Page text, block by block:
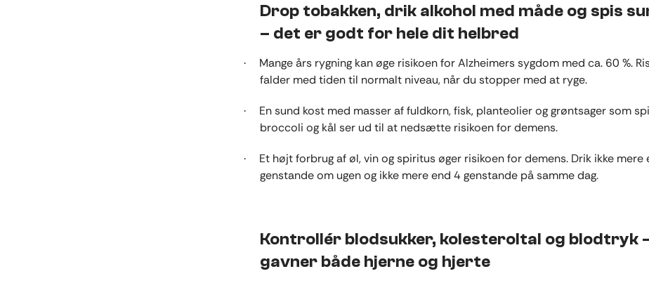
Drop tobakken, drik alkohol med måde og spis
– det er godt for hele dit helbred
·
Mange års rygning kan øge risikoen for Alzheimers sygdom med ca. 60 %.
falder med tiden til normalt niveau, når du stopper med at ryge.
·
En sund kost med masser af fuldkorn, fisk, planteolier og grøntsager som
broccoli og kål ser ud til at nedsætte risikoen for demens.
·
Et højt forbrug af øl, vin og spiritus øger risikoen for demens. Drik ikke mere
genstande om ugen og ikke mere end 4 genstande på samme dag.
Kontrollér blodsukker, kolesteroltal og blodtryk
gavner både hjerne og hjerte